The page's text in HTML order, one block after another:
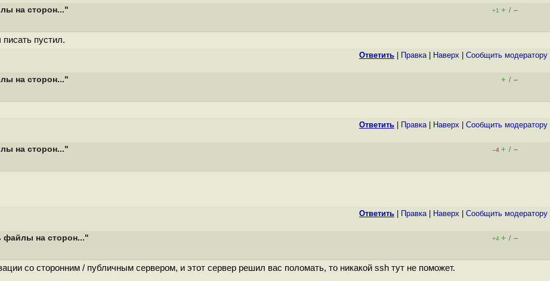
на сторон..." +1 + / –
пустил.
Ответить Правка| Наверх Cообщить модератору
на сторон..." + / –
Ответить Правка| Наверх Cообщить модератору
на сторон..." –4 + / –
Ответить Правка| Наверх Cообщить модератору
файлы на сторон..." +4 + / –
со сторонним / публичным сервером, и этот сервер решил вас поломать, то никакой ssh тут не поможет.